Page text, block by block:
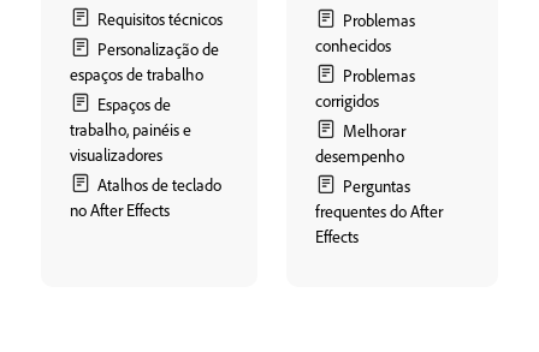
Requisitos técnicos
Personalização de
espaços de trabalho
Espaços de
trabalho, painéis e
visualizadores
Atalhos de teclado
no After Effects
Problemas
conhecidos
Problemas
corrigidos
Melhorar
desempenho
Perguntas
frequentes do After
Effects